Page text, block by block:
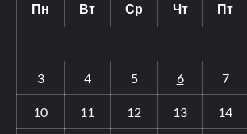
Пн Вт Ср Чт Пт
3 4 5 6 7
10 11 12 13 14